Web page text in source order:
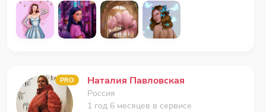
PRO Наталия Павловская
Россия
1 год 6 месяцев в сервисе